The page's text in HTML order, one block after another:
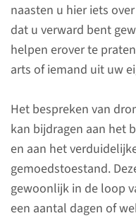
naasten u hier iets
dat u verward bent
helpen erover te
arts of iemand uit uw
Het bespreken van
kan bijdragen aan het
en aan het
gemoedstoestand.
gewoonlijk in de loop
een aantal dagen of
energie
patiënten
Deze
nemen af
Dit kan
duren.